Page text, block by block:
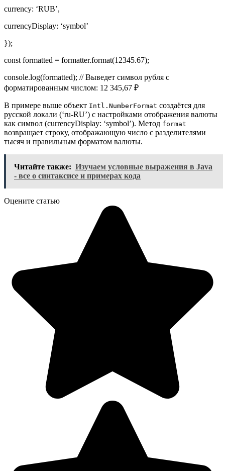
currency: ‘RUB’,
currencyDisplay: ‘symbol’
});
const formatted = formatter.format(12345.67);
console.log(formatted); // Выведет символ рубля с
форматированным числом: 12 345,67 ₽
В примере выше объект Intl.NumberFormat создаётся для
русской локали (‘ru-RU’) с настройками отображения валюты
как символ (currencyDisplay: ‘symbol’). Метод format
возвращает строку, отображающую число с разделителями
тысяч и правильным форматом валюты.
Читайте также: Изучаем условные выражения в Java
- все о синтаксисе и примерах кода
Оцените статью